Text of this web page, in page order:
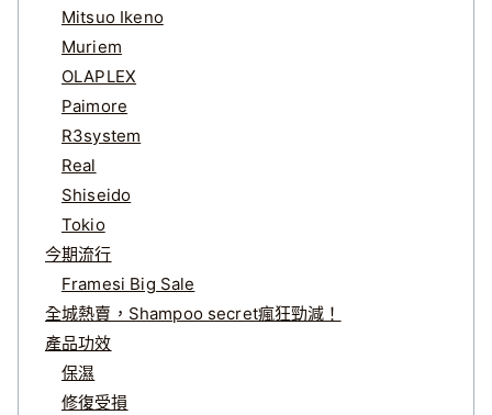
Mitsuo Ikeno
Muriem
OLAPLEX
Paimore
R3system
Real
Shiseido
Tokio
今期流行
Framesi Big Sale
全城熱賣，Shampoo secret瘋狂勁減！
產品功效
保濕
修復受損